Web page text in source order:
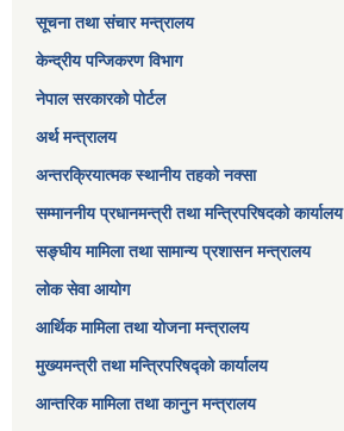
सूचना तथा संचार मन्त्रालय
केन्द्रीय पन्जिकरण विभाग
नेपाल सरकारको पोर्टल
अर्थ मन्त्रालय
अन्तरक्रियात्मक स्थानीय तहको नक्सा
सम्माननीय प्रधानमन्त्री तथा मन्त्रिपरिषद‌को कार्यालय
सङ्‍घीय मामिला तथा सामान्य प्रशासन मन्त्रालय
लोक सेवा आयोग
आर्थिक मामिला तथा योजना मन्त्रालय​
मुख्यमन्त्री तथा मन्त्रिपरिषद्को कार्यालय
आन्तरिक मामिला तथा कानुन मन्त्रालय